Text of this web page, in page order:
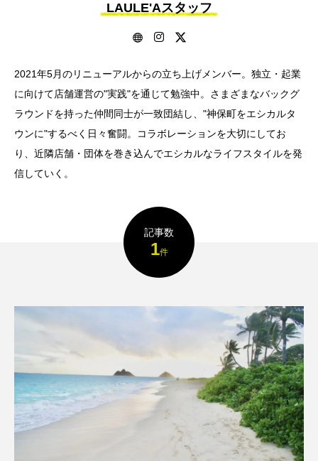
LAULE'Aスタッフ
2021年5月のリニューアルからの立ち上げメンバー。独立・起業
に向けて店舗運営の"実践"を通じて勉強中。さまざまなバックグ
ラウンドを持った仲間同士が一致団結し、"神保町をエシカルタ
ウンに"するべく日々奮闘。コラボレーションを大切にしてお
り、近隣店舗・団体を巻き込んでエシカルなライフスタイルを発
信していく。
記事数
1件